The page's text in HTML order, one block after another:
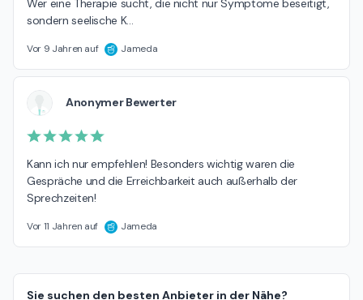
Wer eine Therapie sucht, die nicht nur Symptome beseitigt,
sondern seelische K…
Vor 9 Jahren auf Jameda
Anonymer Bewerter
Kann ich nur empfehlen! Besonders wichtig waren die
Gespräche und die Erreichbarkeit auch außerhalb der
Sprechzeiten!
Vor 11 Jahren auf Jameda
Sie suchen den besten Anbieter in der Nähe?